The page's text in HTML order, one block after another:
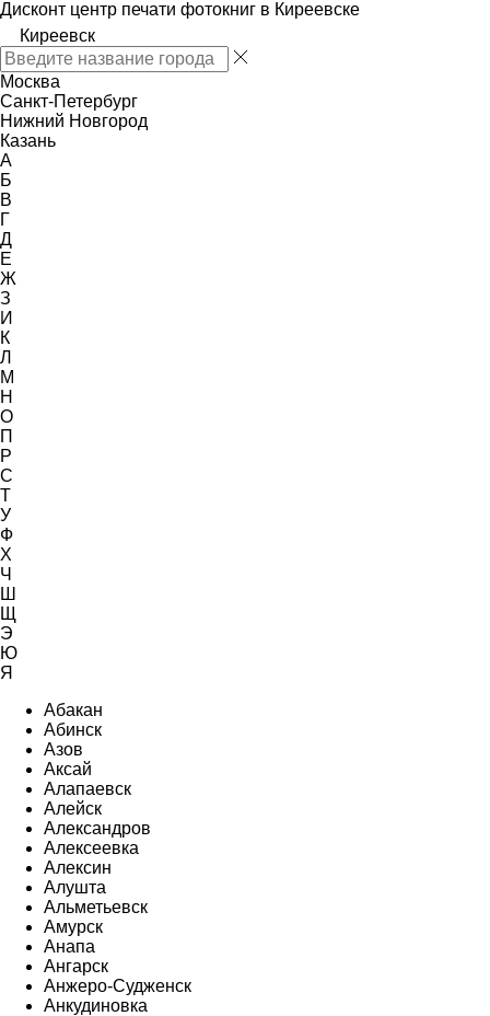
Дисконт центр печати фотокниг в Киреевске
Киреевск
Москва
Санкт-Петербург
Нижний Новгород
Казань
А
Б
В
Г
Д
Е
Ж
З
И
К
Л
М
Н
О
П
Р
С
Т
У
Ф
Х
Ч
Ш
Щ
Э
Ю
Я
Абакан
Абинск
Азов
Аксай
Алапаевск
Алейск
Александров
Алексеевка
Алексин
Алушта
Альметьевск
Амурск
Анапа
Ангарск
Анжеро-Судженск
Анкудиновка